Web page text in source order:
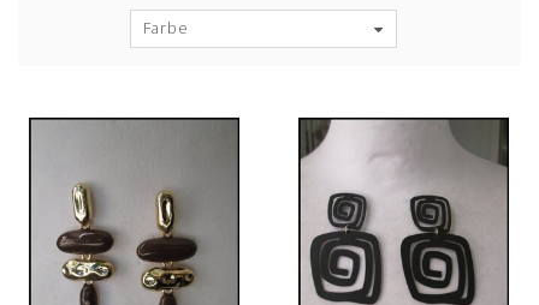
Farbe